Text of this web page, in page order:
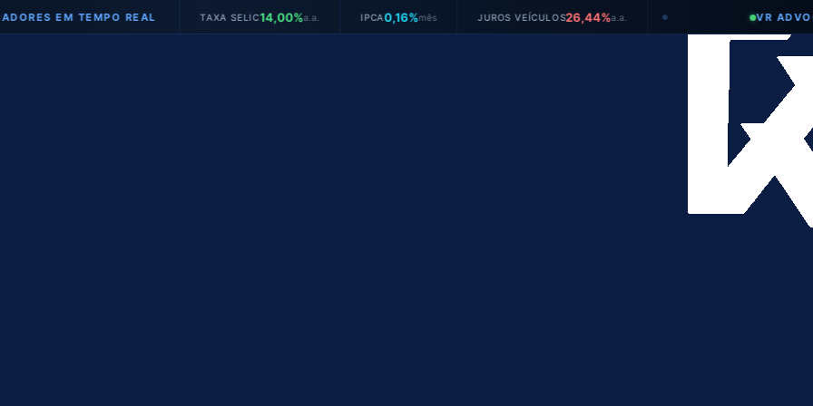
EM TEMPO REAL TAXA SELIC14,00%a.a. IPCA 0,16%mês JUROS VEÍCULOS 26,44%a.a. ● VR ADVOGADOS